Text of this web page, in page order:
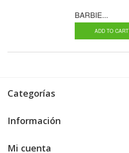
BARBIE...
ADD TO CART
Categorías
Información
Mi cuenta